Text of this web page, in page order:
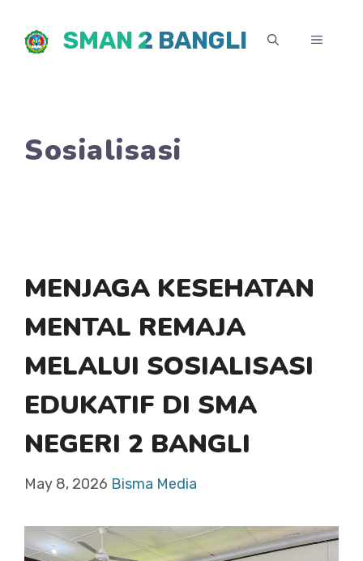
SMAN 2 BANGLI MENU
Sosialisasi
MENJAGA KESEHATAN
MENTAL REMAJA
MELALUI SOSIALISASI
EDUKATIF DI SMA
NEGERI 2 BANGLI
May 8, 2026 Bisma Media